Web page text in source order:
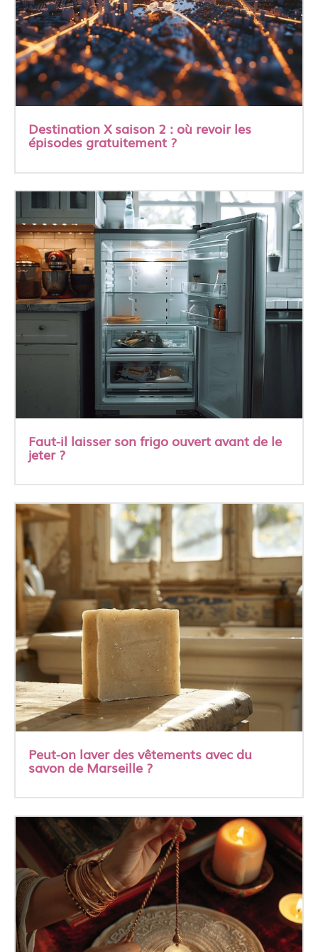
Destination X saison 2 : où revoir les
épisodes gratuitement ?
Faut-il laisser son frigo ouvert avant de le
jeter ?
Peut-on laver des vêtements avec du
savon de Marseille ?